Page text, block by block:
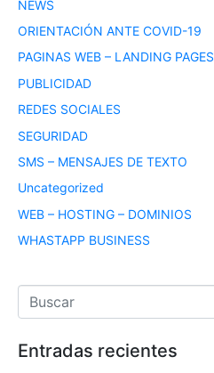
NEWS
ORIENTACIÓN ANTE COVID-19
PAGINAS WEB – LANDING PAGES
PUBLICIDAD
REDES SOCIALES
SEGURIDAD
SMS – MENSAJES DE TEXTO
Uncategorized
WEB – HOSTING – DOMINIOS
WHASTAPP BUSINESS
Entradas recientes